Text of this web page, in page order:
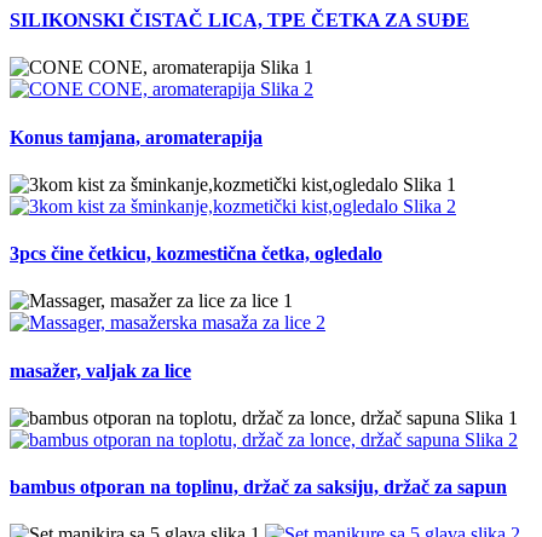
SILIKONSKI ČISTAČ LICA, TPE ČETKA ZA SUĐE
Konus tamjana, aromaterapija
3pcs čine četkicu, kozmestična četka, ogledalo
masažer, valjak za lice
bambus otporan na toplinu, držač za saksiju, držač za sapun